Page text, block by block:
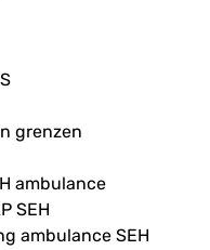
grenzen
ambulance
SEH
ambulance SEH